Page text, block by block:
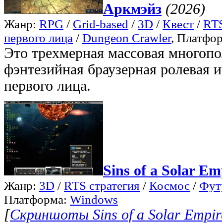
Аркмэйз (2026)
Жанр: RPG / Grid-based / 3D / Квест /
первого лица / Dungeon Crawler,
Это трехмерная массовая
фэнтезийная браузерная ролевая
первого лица.
Sins of a Solar
Жанр: 3D / RTS стратегия / Космос /
Платформа: Windows
[Скриншоты Sins of a Solar